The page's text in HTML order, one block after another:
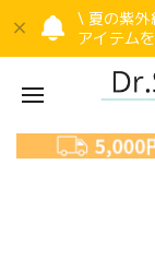
\ 夏の紫外
アイテム